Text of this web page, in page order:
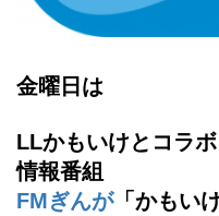
金曜日は
LLかもいけとコラ
情報番組
FMぎんが「かもい